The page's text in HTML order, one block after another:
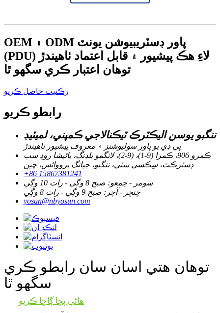
OEM ۽ ODM پاور ڊسٽريبيوشن يونٽ
(PDU) لاءِ هڪ پيشيور ۽ قابل اعتماد ٺاهيندڙ
توهان اعتبار ڪري سگهو ٿا
رڪنيت حاصل ڪريو
رابطو ڪريو
ننگبو يوسن اليڪٽرڪ ٽيڪنالاجي ڪمپني، لميٽيڊ
پي ڊي يو پاور سوليوشنز ۾ معروف پيشيور ٺاهيندڙ
ڪمرو 906، ڪمرا (9-1)، (9-2)، لانگمو بلڊنگ، بائيشا روڊ سب
ڊسٽرڪٽ، سِڪسي سٽي، ننگبو، جيانگ پرووائس، چين
+86 15867381241
سومر - جمعو: صبح 8 وڳي - رات 10 وڳي
ڇنڇر - آچر: صبح 9 وڳي - رات 8 وڳي
yosun@nbyosun.com
توهان هتي اسان سان رابطو ڪري
سگهو ٿا
هاڻي پڇا ڳاڇا ڪريو